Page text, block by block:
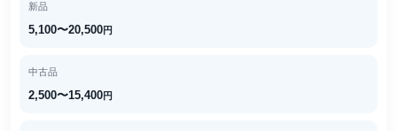
新品
5,100〜20,500円
中古品
2,500〜15,400円